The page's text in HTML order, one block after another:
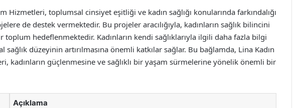
Hizmetleri, toplumsal cinsiyet eşitliği ve kadın sağlığı konularında farkındalığı
de destek vermektedir. Bu projeler aracılığıyla, kadınların sağlık bilincini
toplum hedeflenmektedir. Kadınların kendi sağlıklarıyla ilgili daha fazla bilgi
sağlık düzeyinin artırılmasına önemli katkılar sağlar. Bu bağlamda, Lina Kadın
kadınların güçlenmesine ve sağlıklı bir yaşam sürmelerine yönelik önemli bir
Açıklama